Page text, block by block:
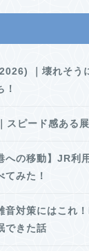
｜壊れそう
！
スピード感ある
への移動】JR利
てみた！
音対策にはこ
できた話